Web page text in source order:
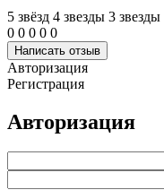
5 звёзд 4 звeзды 3 звeзды
0 0 0 0 0
Написать отзыв
Авторизация
Регистрация
Авторизация